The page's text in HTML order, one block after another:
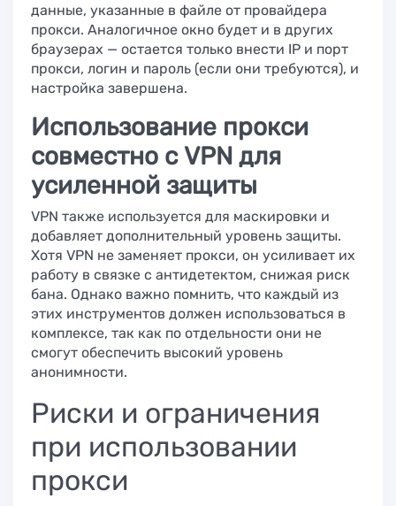
данные, указанные в файле от провайдера
прокси. Аналогичное окно будет и в других
браузерах — остается только внести IP и порт
прокси, логин и пароль (если они требуются), и
настройка завершена.
Использование прокси
совместно с VPN для
усиленной защиты
VPN также используется для маскировки и
добавляет дополнительный уровень защиты.
Хотя VPN не заменяет прокси, он усиливает их
работу в связке с антидетектом, снижая риск
бана. Однако важно помнить, что каждый из
этих инструментов должен использоваться в
комплексе, так как по отдельности они не
смогут обеспечить высокий уровень
анонимности.
Риски и ограничения
при использовании
прокси